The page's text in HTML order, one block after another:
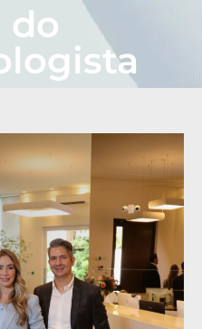
do